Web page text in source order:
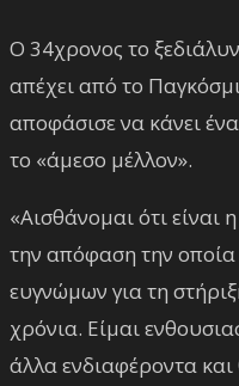
Ο 34χρονος το
απέχει από το
αποφάσισε να κάνει
το «άμεσο μέλλον».
«Αισθάνομαι ότι είναι
την απόφαση την
ευγνώμων για τη
χρόνια. Είμαι
άλλα ενδιαφέροντα